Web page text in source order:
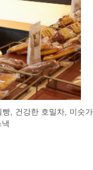
, 건강한 호밀차, 미숫가